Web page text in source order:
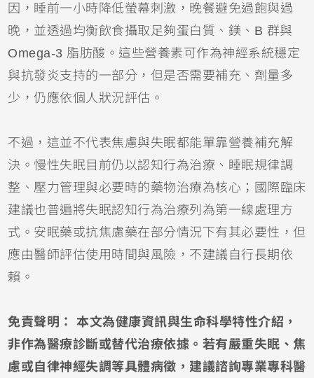
因，睡前一小時降低螢幕刺激，晚餐避免過飽與過
晚，並透過均衡飲食攝取足夠蛋白質、鎂、B 群與
Omega-3 脂肪酸。這些營養素可作為神經系統穩定
與抗發炎支持的一部分，但是否需要補充、劑量多
少，仍應依個人狀況評估。
不過，這並不代表焦慮與失眠都能單靠營養補充解
決。慢性失眠目前仍以認知行為治療、睡眠規律調
整、壓力管理與必要時的藥物治療為核心；國際臨床
建議也普遍將失眠認知行為治療列為第一線處理方
式。安眠藥或抗焦慮藥在部分情況下有其必要性，但
應由醫師評估使用時間與風險，不建議自行長期依
賴。
免責聲明： 本文為健康資訊與生命科學特性介紹，
非作為醫療診斷或替代治療依據。若有嚴重失眠、焦
慮或自律神經失調等具體病徵，建議諮詢專業專科醫